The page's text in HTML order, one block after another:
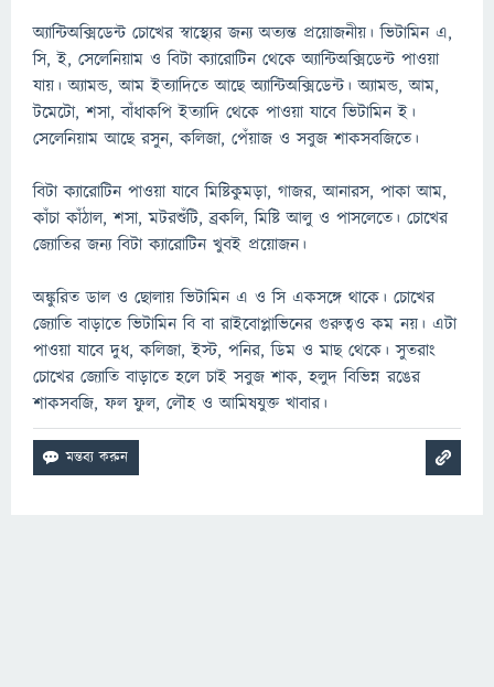
অ্যান্টিঅক্সিডেন্ট চোখের স্বাস্থ্যের জন্য অত্যন্ত প্রয়োজনীয়। ভিটামিন এ,
সি, ই, সেলেনিয়াম ও বিটা ক্যারোটিন থেকে অ্যান্টিঅক্সিডেন্ট পাওয়া
যায়। অ্যামন্ড, আম ইত্যাদিতে আছে অ্যান্টিঅক্সিডেন্ট। অ্যামন্ড, আম,
টমেটো, শসা, বাঁধাকপি ইত্যাদি থেকে পাওয়া যাবে ভিটামিন ই।
সেলেনিয়াম আছে রসুন, কলিজা, পেঁয়াজ ও সবুজ শাকসবজিতে।
বিটা ক্যারোটিন পাওয়া যাবে মিষ্টিকুমড়া, গাজর, আনারস, পাকা আম,
কাঁচা কাঁঠাল, শসা, মটরশুঁটি, ব্রকলি, মিষ্টি আলু ও পাসলেতে। চোখের
জ্যোতির জন্য বিটা ক্যারোটিন খুবই প্রয়োজন।
অঙ্কুরিত ডাল ও ছোলায় ভিটামিন এ ও সি একসঙ্গে থাকে। চোখের
জ্যোতি বাড়াতে ভিটামিন বি বা রাইবোপ্লাভিনের গুরুত্বও কম নয়। এটা
পাওয়া যাবে দুধ, কলিজা, ইস্ট, পনির, ডিম ও মাছ থেকে। সুতরাং
চোখের জ্যোতি বাড়াতে হলে চাই সবুজ শাক, হলুদ বিভিন্ন রঙের
শাকসবজি, ফল ফুল, লৌহ ও আমিষযুক্ত খাবার।